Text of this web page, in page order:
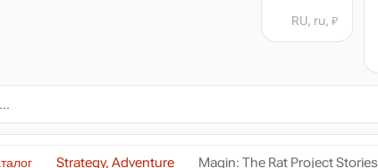
RU, ru, ₽
Strategy, Adventure Magin: The Rat Project Stories